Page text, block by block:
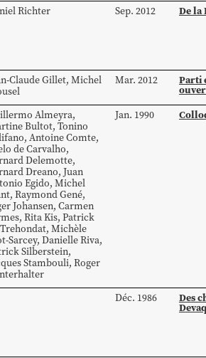
Richter Sep. 2012 De la
ClaudeGillet, Michel
Mar. 2012 Parti
Almeyra,
Bultot, Tonino
, AntoineComte,
de Carvalho,
Delemotte,
Dreano, Juan
Egido, Michel
, RaymondGené,
Johansen, Carmen
, RitaKis, Patrick
, Michèle
Sarcey, DanielleRiva,
Silberstein,
Stambouli, Roger
Jan. 1990
Déc. 1986 Des